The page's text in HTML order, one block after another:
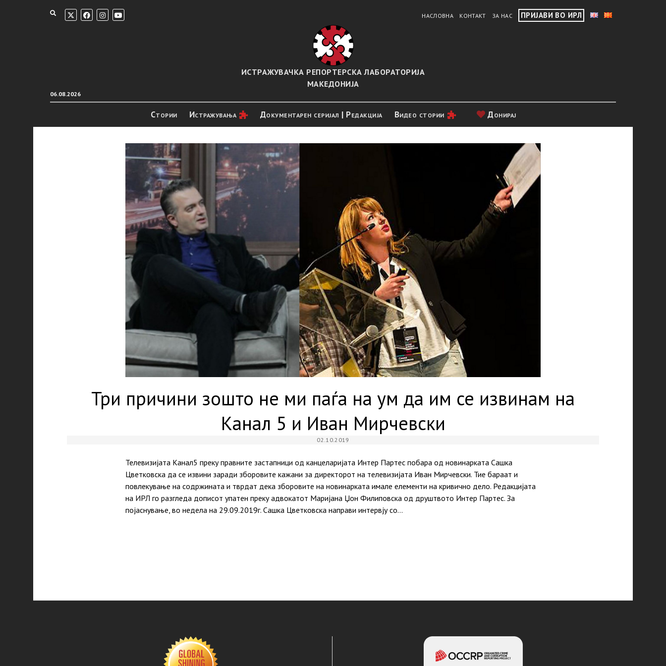
НАСЛОВНА КОНТАКТ ЗА НАС ПРИЈАВИ ВО ИРЛ
06.08.2026
ИСТРАЖУВАЧКА РЕПОРТЕРСКА ЛАБОРАТОРИЈА
МАКЕДОНИЈА
Стории Истражувањa Документарен серијал | Редакција Видео стории Донирај
Три причини зошто не ми паѓа на ум да им се извинам на
Канал 5 и Иван Мирчевски
02.10.2019
Телевизијата Канал5 преку правните застапници од канцеларијата Интер Партес побара од новинарката Сашка
Цветковска да се извини заради зборовите кажани за директорот на телевизијата Иван Мирчевски. Тие бараат и
повлекување на содржината и тврдат дека зборовите на новинарката имале елементи на кривично дело. Редакцијата
на ИРЛ го разгледа дописот упатен преку адвокатот Маријaна Џон Филиповска од друштвото Интер Партес. За
појаснување, во недела на 29.09.2019г. Сашка Цветковска направи интервју со…